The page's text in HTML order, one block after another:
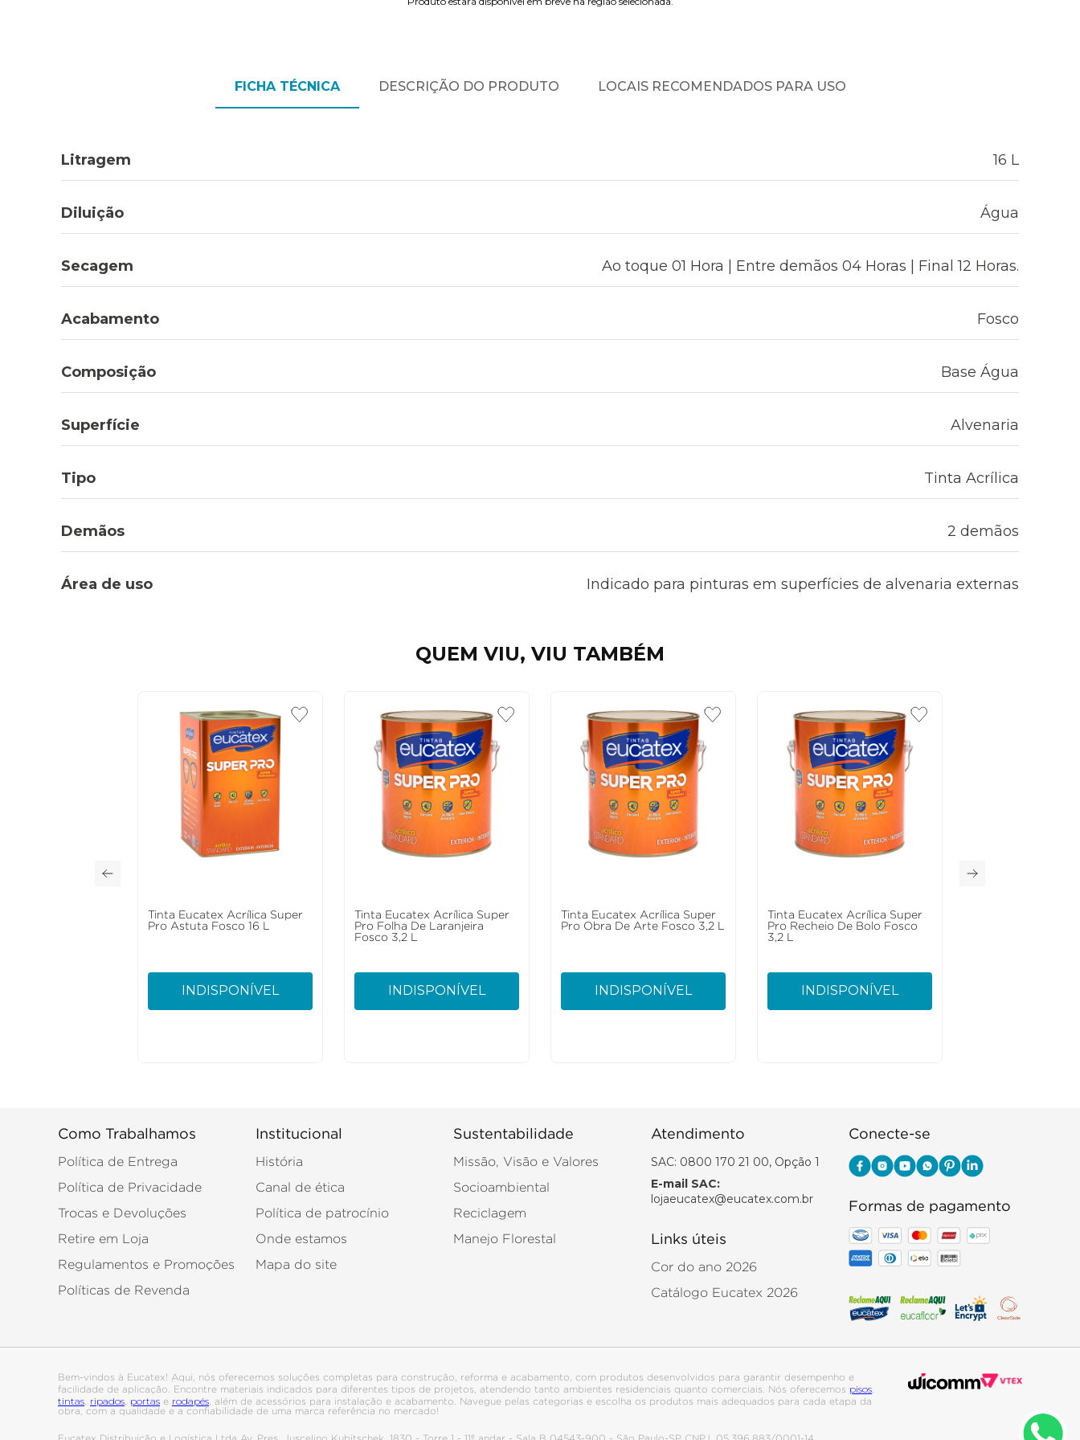
FICHA TÉCNICA DESCRIÇÃO DO PRODUTO LOCAIS RECOMENDADOS PARA USO
Litragem 16 L
Diluição Água
Secagem Ao toque 01 Hora | Entre demãos 04 Horas | Final 12 Horas.
Acabamento Fosco
Composição Base Água
Superfície Alvenaria
Tipo Tinta Acrílica
Demãos 2 demãos
Área de uso Indicado para pinturas em superfícies de alvenaria externas
QUEM VIU, VIU TAMBÉM
Tinta Eucatex Acrílica Super
Pro Astuta Fosco 16 L
INDISPONÍVEL
Tinta Eucatex Acrílica Super
Pro Folha De Laranjeira
Fosco 3,2 L
INDISPONÍVEL
Tinta Eucatex Acrílica Super
Pro Obra De Arte Fosco 3,2 L
INDISPONÍVEL
Tinta Eucatex Acrílica Super
Pro Recheio De Bolo Fosco
3,2 L
INDISPONÍVEL
Como Trabalhamos
Política de Entrega
Política de Privacidade
Trocas e Devoluções
Retire em Loja
Regulamentos e Promoções
Políticas de Revenda
Institucional
História
Canal de ética
Política de patrocínio
Onde estamos
Mapa do site
Sustentabilidade
Missão, Visão e Valores
Socioambiental
Reciclagem
Manejo Florestal
Atendimento
SAC: 0800 170 21 00, Opção 1
E-mail SAC:
lojaeucatex@eucatex.com.br
Links úteis
Cor do ano 2026
Catálogo Eucatex 2026
Conecte-se
Formas de pagamento
Bem-vindos à Eucatex! Aqui, nós oferecemos soluções completas para construção, reforma e acabamento, com produtos desenvolvidos para garantir desempenho e
facilidade de aplicação. Encontre materiais indicados para diferentes tipos de projetos, atendendo tanto ambientes residenciais quanto comerciais. Nós oferecemos pisos
tintas ripados portas e rodapés , além de acessórios para instalação e acabamento. Navegue pelas categorias e escolha os produtos mais adequados para cada etapa da
obra, com a qualidade e a confiabilidade de uma marca referência no mercado!